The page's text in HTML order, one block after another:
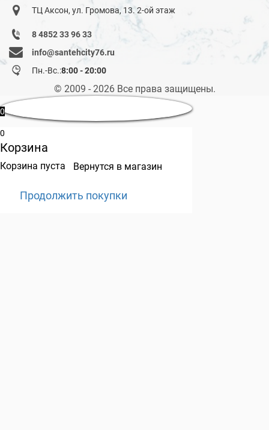
ТЦ Аксон, ул. Громова, 13. 2-ой этаж
8 4852 33 96 33
info@santehcity76.ru
Пн.-Вс.:8:00 - 20:00
© 2009 - 2026 Все права защищены.
0
0
Корзина
Корзина пуста Вернутся в магазин
Продолжить покупки